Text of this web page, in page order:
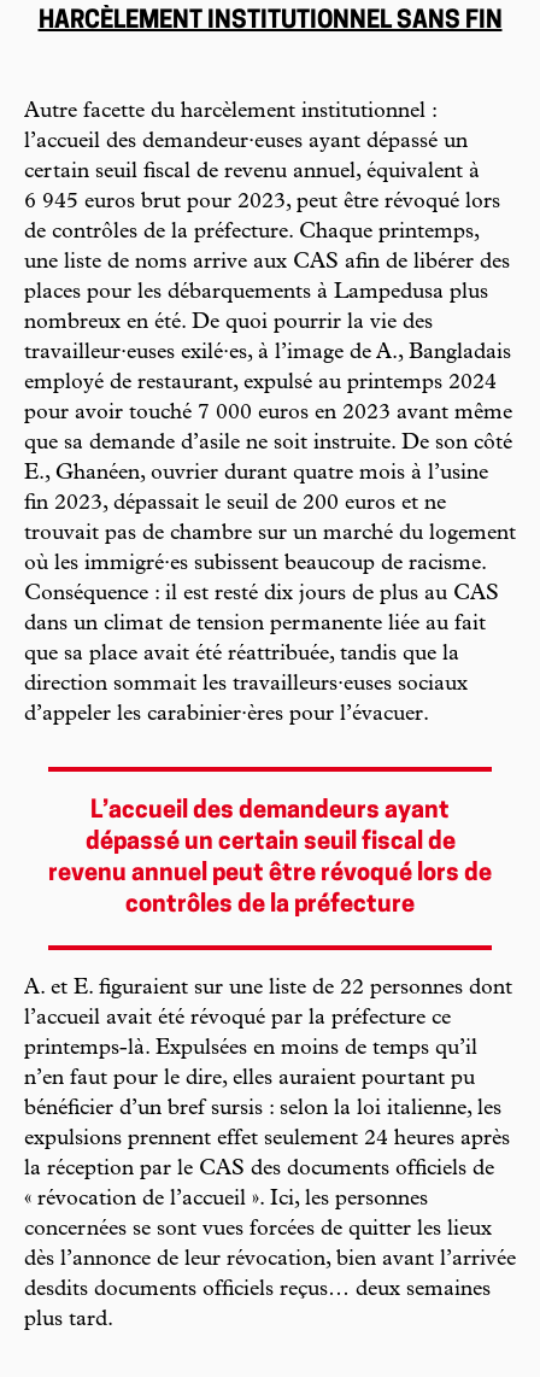
HARCÈLEMENT INSTITUTIONNEL SANS FIN
Autre facette du harcèlement institutionnel :
l’accueil des demandeur·euses ayant dépassé un
certain seuil fiscal de revenu annuel, équivalent à
6 945 euros brut pour 2023, peut être révoqué lors
de contrôles de la préfecture. Chaque printemps,
une liste de noms arrive aux CAS afin de libérer des
places pour les débarquements à Lampedusa plus
nombreux en été. De quoi pourrir la vie des
travailleur·euses exilé·es, à l’image de A., Bangladais
employé de restaurant, expulsé au printemps 2024
pour avoir touché 7 000 euros en 2023 avant même
que sa demande d’asile ne soit instruite. De son côté
E., Ghanéen, ouvrier durant quatre mois à l’usine
fin 2023, dépassait le seuil de 200 euros et ne
trouvait pas de chambre sur un marché du logement
où les immigré·es subissent beaucoup de racisme.
Conséquence : il est resté dix jours de plus au CAS
dans un climat de tension permanente liée au fait
que sa place avait été réattribuée, tandis que la
direction sommait les travailleurs·euses sociaux
d’appeler les carabinier·ères pour l’évacuer.
L’accueil des demandeurs ayant
dépassé un certain seuil fiscal de
revenu annuel peut être révoqué lors de
contrôles de la préfecture
A. et E. figuraient sur une liste de 22 personnes dont
l’accueil avait été révoqué par la préfecture ce
printemps-là. Expulsées en moins de temps qu’il
n’en faut pour le dire, elles auraient pourtant pu
bénéficier d’un bref sursis : selon la loi italienne, les
expulsions prennent effet seulement 24 heures après
la réception par le CAS des documents officiels de
« révocation de l’accueil ». Ici, les personnes
concernées se sont vues forcées de quitter les lieux
dès l’annonce de leur révocation, bien avant l’arrivée
desdits documents officiels reçus… deux semaines
plus tard.